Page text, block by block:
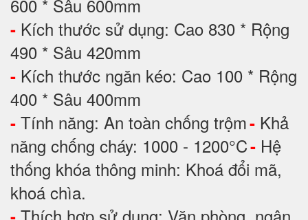
600 * Sâu 600mm
- Kích thước sử dụng: Cao 830 * Rộng
490 * Sâu 420mm
- Kích thước ngăn kéo: Cao 100 * Rộng
400 * Sâu 400mm
- Tính năng: An toàn chống trộm- Khả
năng chống cháy: 1000 - 1200°C- Hệ
thống khóa thông minh: Khoá đổi mã,
khoá chìa.